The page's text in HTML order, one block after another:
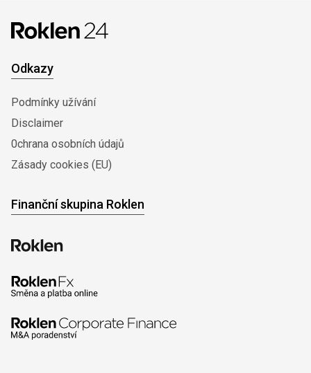
Odkazy
Podmínky užívání
Disclaimer
0chrana osobních údajů
Zásady cookies (EU)
Finanční skupina Roklen